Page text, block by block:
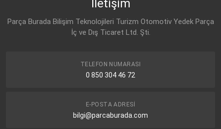
İletişim
Parça Burada Bilişim Teknolojileri Turizm Otomotiv Yedek Parça
İç ve Dış Ticaret Ltd. Şti.
TELEFON NUMARASI
0 850 304 46 72
E-POSTA ADRESI
bilgi@parcaburada.com